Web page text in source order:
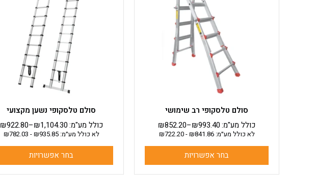
סולם טלסקופי רב שימושי
₪852.20–₪993.40כולל מע"מ:
לא כולל מע״מ: ₪841.86
-
₪722.20
בחר אפשרויות
מספר
סוגים.
ניתן
לבחור
את
האפשרויות
סולם טלסקופי נשען מקצועי
₪922.80–₪1,104.30כולל מע"מ:
לא כולל מע״מ: ₪935.85
-
₪782.03
בחר אפשרויות
מספר
סוגים.
ניתן
לבחור
האפשרויות
בעמוד
המוצר